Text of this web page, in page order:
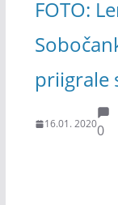
FOTO:
priigrale
16.01. 20200